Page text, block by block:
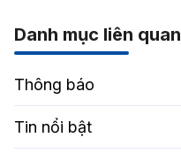
Danh mục liên quan
Thông báo
Tin nổi bật